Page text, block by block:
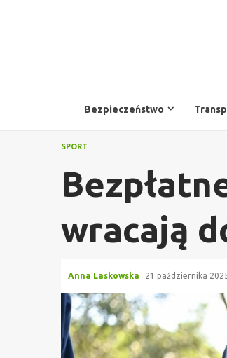
Bezpieczeństwo
SPORT
wracają
Anna Laskowska 21 października